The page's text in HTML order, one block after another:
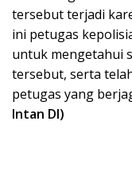
tersebut terjadi
ini petugas
untuk mengetahui
tersebut, serta
petugas yang
Intan DI)